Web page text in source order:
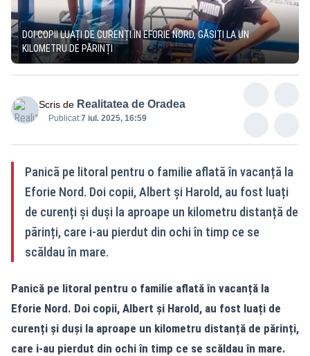
DOI COPII LUAȚI DE CURENȚI ÎN EFORIE NORD, GĂSIȚI LA UN
KILOMETRU DE PĂRINȚI
Scris de Realitatea de Oradea
Publicat:7 iul. 2025, 16:59
Panică pe litoral pentru o familie aflată în vacanță la
Eforie Nord. Doi copii, Albert și Harold, au fost luați
de curenți și duși la aproape un kilometru distanță de
părinți, care i-au pierdut din ochi în timp ce se
scăldau în mare.
Panică pe litoral pentru o familie aflată în vacanță la
Eforie Nord. Doi copii, Albert și Harold, au fost luați de
curenți și duși la aproape un kilometru distanță de părinți,
care i-au pierdut din ochi în timp ce se scăldau în mare.